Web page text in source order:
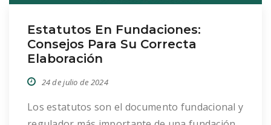
Estatutos En Fundaciones:
Consejos Para Su Correcta
Elaboración
24 de julio de 2024
Los estatutos son el documento fundacional y